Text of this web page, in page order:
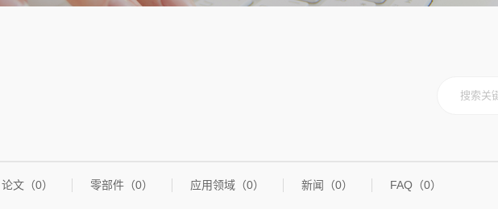
12 inch ALD
Epitaxy
论文（0） 零部件（0） 应用领域（0） 新闻（0） FAQ（0）